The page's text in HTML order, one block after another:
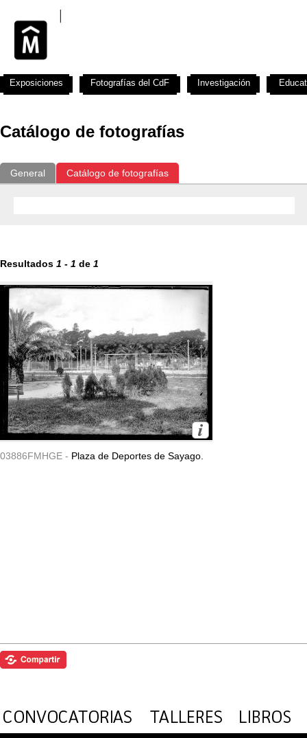
Catálogo de fotografías
General Catálogo de fotografías
Resultados 1 - 1 de 1
03886FMHGE - Plaza de Deportes de Sayago.
Exposiciones Fotografías del CdF Investigación